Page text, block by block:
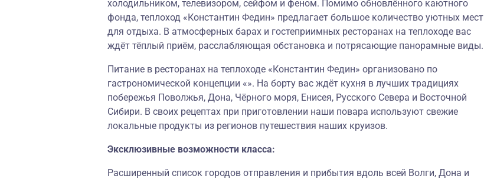
холодильником, телевизором, сейфом и феном. Помимо обновлённого каютного
фонда, теплоход «Константин Федин» предлагает большое количество уютных мест
для отдыха. В атмосферных барах и гостеприимных ресторанах на теплоходе вас
ждёт тёплый приём, расслабляющая обстановка и потрясающие панорамные виды.
Питание в ресторанах на теплоходе «Константин Федин» организовано по
гастрономической концепции «». На борту вас ждёт кухня в лучших традициях
побережья Поволжья, Дона, Чёрного моря, Енисея, Русского Севера и Восточной
Сибири. В своих рецептах при приготовлении наши повара используют свежие
локальные продукты из регионов путешествия наших круизов.
Эксклюзивные возможности класса:
Расширенный список городов отправления и прибытия вдоль всей Волги, Дона и